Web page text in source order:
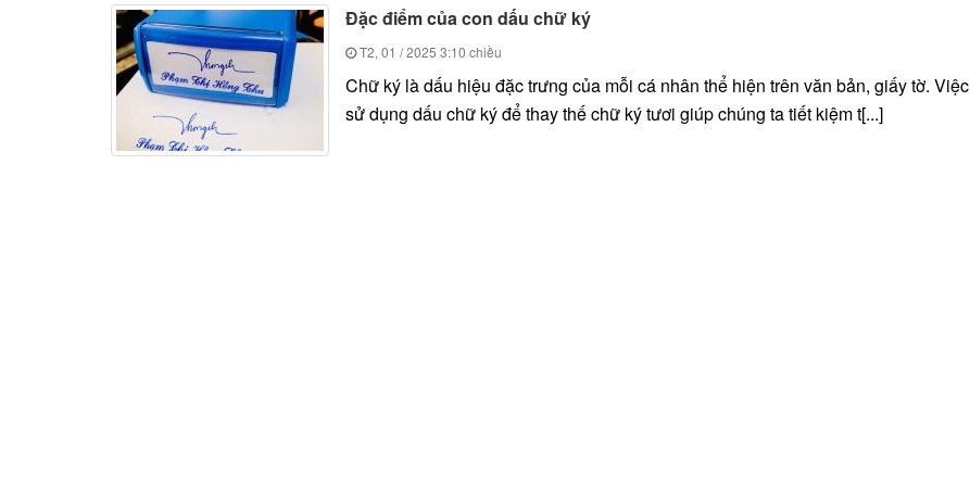
Đặc điểm của con dấu chữ ký
T2, 01 / 2025 3:10 chiều
Chữ ký là dấu hiệu đặc trưng của mỗi cá nhân thể hiện trên văn bản, giấy tờ. Việc
sử dụng dấu chữ ký để thay thế chữ ký tươi giúp chúng ta tiết kiệm t[...]